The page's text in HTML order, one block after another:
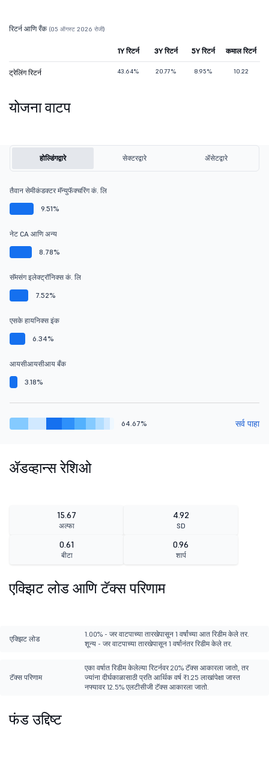
रिटर्न आणि रँक (05 ऑगस्ट 2026 रोजी)
1Y रिटर्न 3Y रिटर्न 5Y रिटर्न कमाल रिटर्न
ट्रेलिंग रिटर्न 43.64% 20.77% 8.95% 10.22
योजना वाटप
होल्डिंगद्वारे सेक्टरद्वारे ॲसेटद्वारे
तैवान सेमीकंडक्टर मॅन्युफॅक्चरिंग कं. लि
9.51%
नेट CA आणि अन्य
8.78%
सॅमसंग इलेक्ट्रॉनिक्स कं. लि
7.52%
एसके हायनिक्स इंक
6.34%
आयसीआयसीआय बँक
3.18%
64.67% सर्व पाहा
ॲडव्हान्स रेशिओ
15.67
अल्फा
4.92
SD
0.61
बीटा
0.96
शार्प
एक्झिट लोड आणि टॅक्स परिणाम
एक्झिट लोड
1.00% - जर वाटपाच्या तारखेपासून 1 वर्षांच्या आत रिडीम केले तर.
शून्य - जर वाटपाच्या तारखेपासून 1 वर्षांनंतर रिडीम केले तर.
टॅक्स परिणाम
एका वर्षात रिडीम केलेल्या रिटर्नवर 20% टॅक्स आकारला जातो, तर
ज्यांना दीर्घकाळासाठी प्रति आर्थिक वर्ष ₹1.25 लाखांपेक्षा जास्त
नफ्यावर 12.5% एलटीसीजी टॅक्स आकारला जातो.
फंड उद्दिष्ट